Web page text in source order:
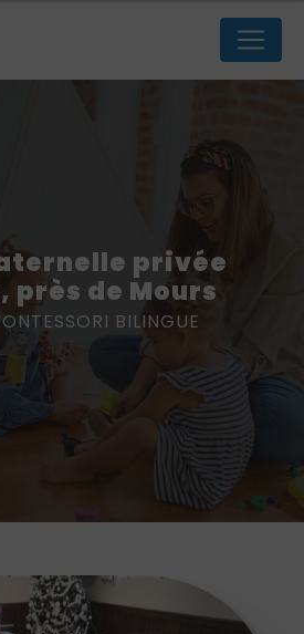
près de Mours
BILINGUE
cookies